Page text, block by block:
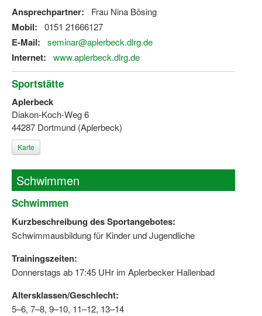
SportartCheck
Sport im Ganztag
Sport vor Ort
Integration durch Sport
NRW bewegt seine KINDER!
Bewegt zu Hause
Bewegt ÄLTER werden in NRW!
Bewegt GESUND bleiben in NRW!
Aktionen zu "Bewegt Älter werden" / "Bewegt gesund
Bewegungsmodel
Gymnastik und Entspannung für Frauen
Koronarsport
Ansprechpartner: Frau Nina Bösing
Mobil: 0151 21666127
E-Mail: seminar@aplerbeck.dlrg.de
Internet: www.aplerbeck.dlrg.de
Sportstätte
Aplerbeck
Diakon-Koch-Weg 6
44287 Dortmund (Aplerbeck)
Karte
Schwimmen
Schwimmen
Kurzbeschreibung des Sportangebotes:
Schwimmausbildung für Kinder und Jugendliche
Trainingszeiten:
Donnerstags ab 17:45 UHr im Aplerbecker Hallenbad
Altersklassen/Geschlecht:
5–6, 7–8, 9–10, 11–12, 13–14